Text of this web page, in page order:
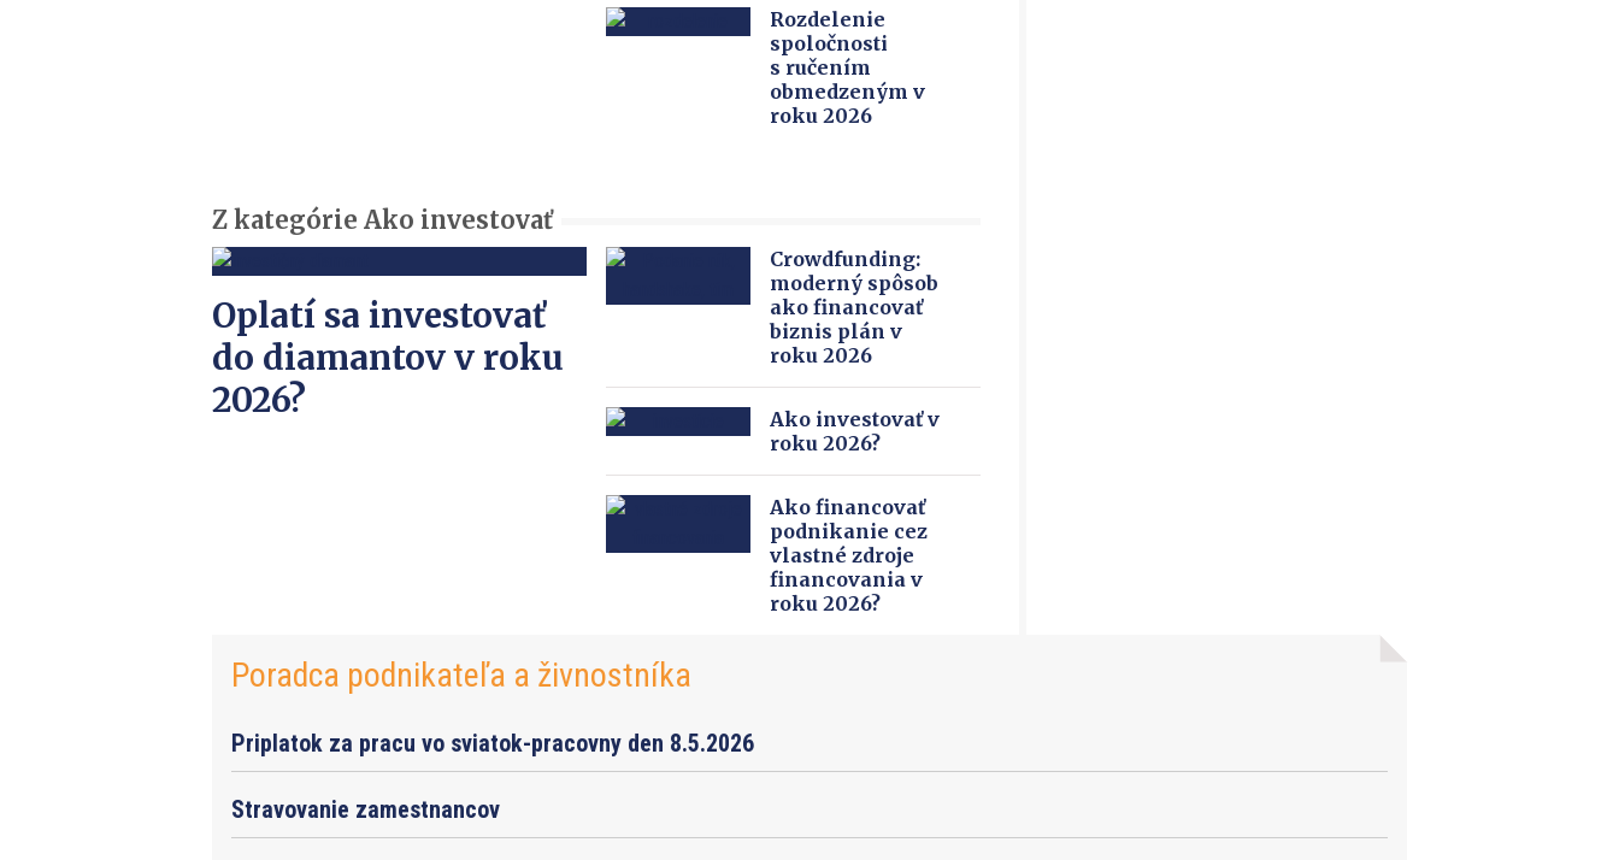
Rozdelenie
spoločnosti
s ručením
obmedzeným v
roku 2026
Z kategórie Ako investovať
Oplatí sa investovať
do diamantov v roku
2026?
Crowdfunding:
moderný spôsob
ako financovať
biznis plán v
roku 2026
Ako investovať v
roku 2026?
Ako financovať
podnikanie cez
vlastné zdroje
financovania v
roku 2026?
Poradca podnikateľa a živnostníka
Priplatok za pracu vo sviatok-pracovny den 8.5.2026
Stravovanie zamestnancov